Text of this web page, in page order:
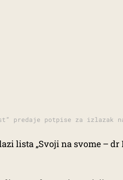
predaje potpise za izlazak
lista „Svoji na svome –